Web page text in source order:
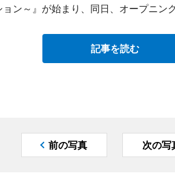
ン～』が始まり、同日、オープニン
記事を読む
前の写真 次の写